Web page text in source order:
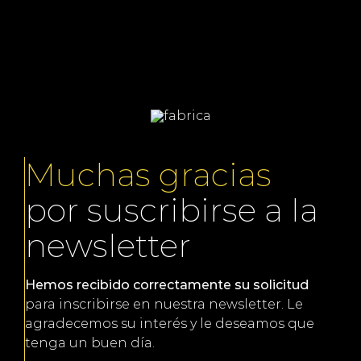
Muchas gracias
por suscribirse a la
newsletter
Hemos recibido correctamente su solicitud
para inscribirse en nuestra newsletter. Le
agradecemos su interés y le deseamos que
tenga un buen día.